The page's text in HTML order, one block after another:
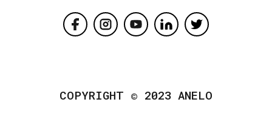
COPYRIGHT © 2023 ANELO